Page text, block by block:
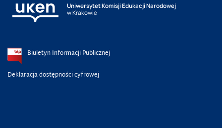
Uniwersytet Komisji Edukacji Narodowej
w Krakowie
Biuletyn Informacji Publicznej
Deklaracja dostępności cyfrowej